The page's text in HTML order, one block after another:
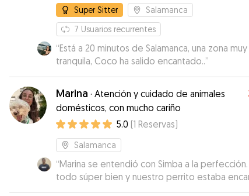
Super Sitter
Salamanca
7 Usuarios recurrentes
“Está a 20 minutos de Salamanca, una zona muy
tranquila, Coco ha salido encantado..”
Marina · Atención y cuidado de animales
domésticos, con mucho cariño
5.0 (1 Reservas)
Salamanca
“Marina se entendió con Simba a la perfección.
todo súper bien y nuestro perrito estaba
con ella, se nota que adora los perros y sabe